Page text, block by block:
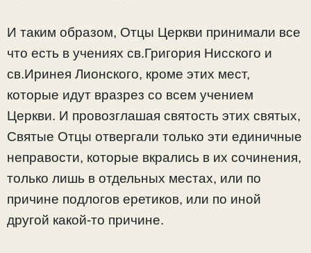
И таким образом, Отцы Церкви принимали все
что есть в учениях св.Григория Нисского и
св.Иринея Лионского, кроме этих мест,
которые идут вразрез со всем учением
Церкви. И провозглашая святость этих святых,
Святые Отцы отвергали только эти единичные
неправости, которые вкрались в их сочинения,
только лишь в отдельных местах, или по
причине подлогов еретиков, или по иной
другой какой-то причине.